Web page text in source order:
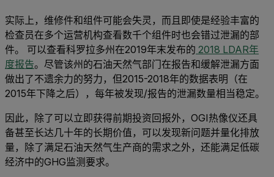
实际上，维修件和组件可能会失灵，而且即使是经验丰富的
检查员在多个运营机构查看数千个组件时也会错过泄漏的部
件。 可以查看科罗拉多州在2019年末发布的 2018 LDAR年
度报告。尽管该州的石油天然气部门在报告和缓解泄漏方面
做出了不遗余力的努力，但2015-2018年的数据表明（在
2015年下降之后），每年被发现/报告的泄漏数量相当稳定。
因此，除了可以立即获得前期投资回报外，OGI热像仪还具
备甚至长达几十年的长期价值，可以发现新问题并量化排放
量，除了满足石油天然气生产商的需求之外，还能满足低碳
经济中的GHG监测要求。